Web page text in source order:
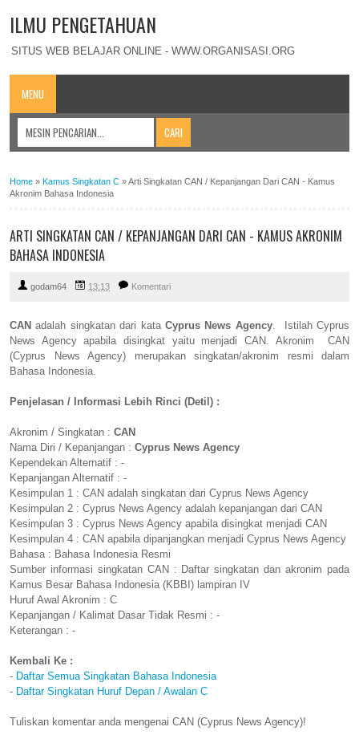
ILMU PENGETAHUAN
SITUS WEB BELAJAR ONLINE - WWW.ORGANISASI.ORG
MENU
Home » Kamus Singkatan C »Arti Singkatan CAN / Kepanjangan Dari CAN - Kamus
Akronim Bahasa Indonesia
ARTI SINGKATAN CAN / KEPANJANGAN DARI CAN - KAMUS AKRONIM
BAHASA INDONESIA
godam64 13:13 Komentari
CAN adalah singkatan dari kata Cyprus News Agency. Istilah Cyprus
News Agency apabila disingkat yaitu menjadi CAN. Akronim CAN
(Cyprus News Agency) merupakan singkatan/akronim resmi dalam
Bahasa Indonesia.
Penjelasan / Informasi Lebih Rinci (Detil) :
Akronim / Singkatan : CAN
Nama Diri / Kepanjangan : Cyprus News Agency
Kependekan Alternatif : -
Kepanjangan Alternatif : -
Kesimpulan 1 : CAN adalah singkatan dari Cyprus News Agency
Kesimpulan 2 : Cyprus News Agency adalah kepanjangan dari CAN
Kesimpulan 3 : Cyprus News Agency apabila disingkat menjadi CAN
Kesimpulan 4 : CAN apabila dipanjangkan menjadi Cyprus News Agency
Bahasa : Bahasa Indonesia Resmi
Sumber informasi singkatan CAN : Daftar singkatan dan akronim pada
Kamus Besar Bahasa Indonesia (KBBI) lampiran IV
Huruf Awal Akronim : C
Kepanjangan / Kalimat Dasar Tidak Resmi : -
Keterangan : -
Kembali Ke :
- Daftar Semua Singkatan Bahasa Indonesia
- Daftar Singkatan Huruf Depan / Awalan C
Tuliskan komentar anda mengenai CAN (Cyprus News Agency)!